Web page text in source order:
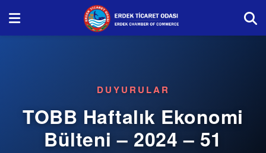
DUYURULAR
TOBB Haftalık Ekonomi
Bülteni – 2024 – 51